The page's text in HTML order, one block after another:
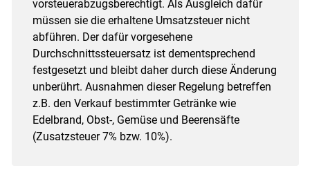
vorsteuerabzugsberechtigt. Als Ausgleich dafür
müssen sie die erhaltene Umsatzsteuer nicht
abführen. Der dafür vorgesehene
Durchschnittssteuersatz ist dementsprechend
festgesetzt und bleibt daher durch diese Änderung
unberührt. Ausnahmen dieser Regelung betreffen
z.B. den Verkauf bestimmter Getränke wie
Edelbrand, Obst-, Gemüse und Beerensäfte
(Zusatzsteuer 7% bzw. 10%).